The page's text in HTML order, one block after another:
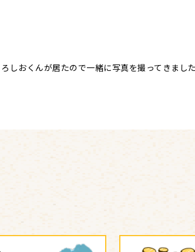
しおくんが居たので一緒に写真を撮ってきました